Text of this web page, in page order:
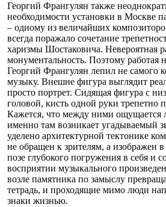
Георгий Франгулян также
необходимости установки в Москве
– одному из величайших
всегда поражало сочетание
харизмы Шостаковича. Невероятная
монументальность. Поэтому работая
Георгий Франгулян лепил не самого
музыку. Внешне фигура выглядит
просто портрет. Сидящая фигура с
головой, кисть одной руки трепетно
Кажется, что между ними ощущается
именно там возникает угадываемый
уделено архитектурной тектонике
не обращен к зрителям, а изображен
позе глубокого погружения в себя и
восприятии музыкального
возле памятника по замыслу
тетрадь, и проходящие мимо люди
знаки жизнью.